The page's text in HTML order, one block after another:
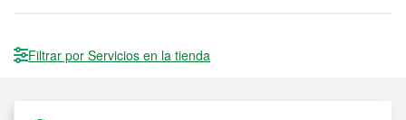
Filtrar por Servicios en la tienda